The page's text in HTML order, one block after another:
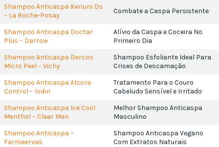
Shampoo Anticaspa Kerium Ds
– La Roche-Posay
Combate a Caspa Persistente
Shampoo Anticaspa Doctar
Plus – Darrow
Alívio da Caspa e Coceira No
Primeiro Dia
Shampoo Anticaspa Dercos
Micro Peel – Vichy
Shampoo Esfoliante Ideal Para
Crises de Descamação
Shampoo Anticaspa Alsora
Control – Isdin
Tratamento Para o Couro
Cabeludo Sensível e Irritado
Shampoo Anticaspa Ice Cool
Menthol – Clear Men
Melhor Shampoo Anticaspa
Masculino
Shampoo Anticaspa –
Farmaervas
Shampoo Anticaspa Vegano
Com Extratos Naturais